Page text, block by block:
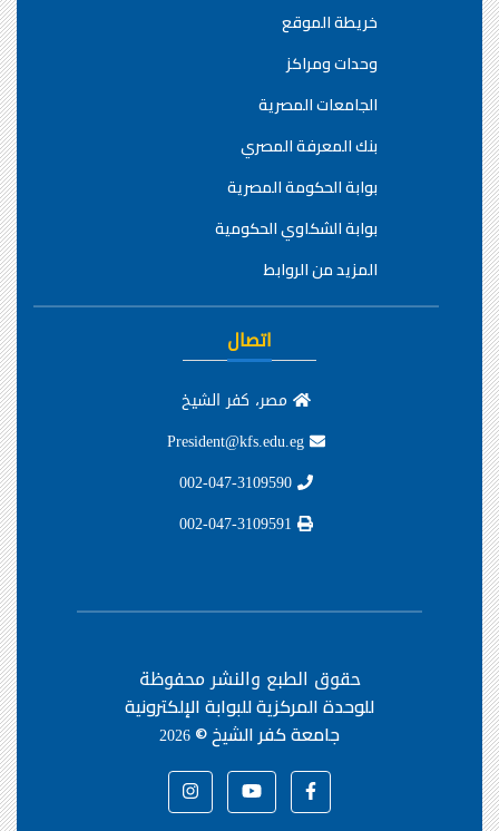
خريطة الموقع
وحدات ومراكز
الجامعات المصرية
بنك المعرفة المصري
بوابة الحكومة المصرية
بوابة الشكاوي الحكومية
المزيد من الروابط
اتصال
مصر، كفر الشيخ
حقوق الطبع والنشر محفوظة
للوحدة المركزية للبوابة الإلكترونية
جامعة كفر الشيخ ©2026